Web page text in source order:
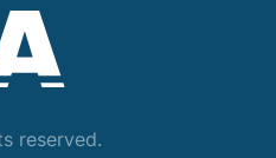
reserved.